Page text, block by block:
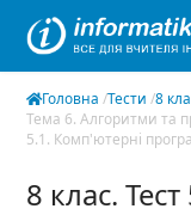
Головна /Тести /8
Тема 6. Алгоритми та
5.1. Комп'ютерні
8 клас.